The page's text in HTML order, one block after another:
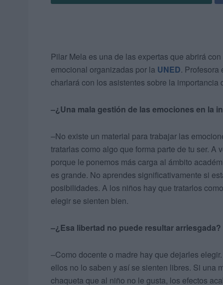
Pilar Mela es una de las expertas que abrirá
emocional organizadas por la UNED. Profesora
charlará con los asistentes sobre la importancia
–¿Una mala gestión de las emociones en la
–No existe un material para trabajar las
tratarlas como algo que forma parte de tu ser.
porque le ponemos más carga al ámbito
es grande. No aprendes significativamente si
posibilidades. A los niños hay que tratarlos
elegir se sienten bien.
–¿Esa libertad no puede resultar arriesgada?
–Como docente o madre hay que dejarles
ellos no lo saben y así se sienten libres. Si una
chaqueta que al niño no le gusta, los efectos